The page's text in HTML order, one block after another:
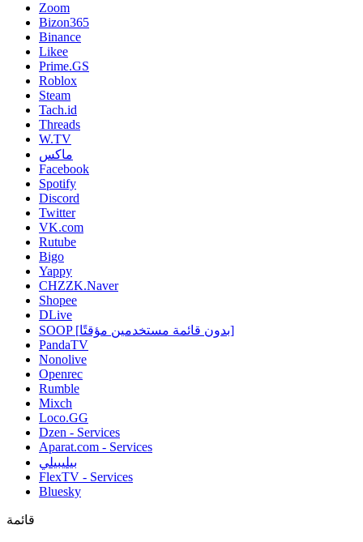
Zoom
Bizon365
Binance
Likee
Prime.GS
Roblox
Steam
Tach.id
Threads
W.TV
ماكس
Facebook
Spotify
Discord
Twitter
VK.com
Rutube
Bigo
Yappy
CHZZK.Naver
Shopee
DLive
SOOP [بدون قائمة مستخدمين مؤقتًا]
PandaTV
Nonolive
Openrec
Rumble
Mixch
Loco.GG
Dzen - Services
Aparat.com - Services
بيليبيلي
FlexTV - Services
Bluesky
قائمة